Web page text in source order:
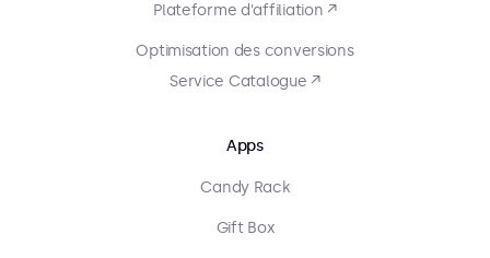
Plateforme d'affiliation ↗
Optimisation des conversions
Service Catalogue ↗
Apps
Candy Rack
Gift Box